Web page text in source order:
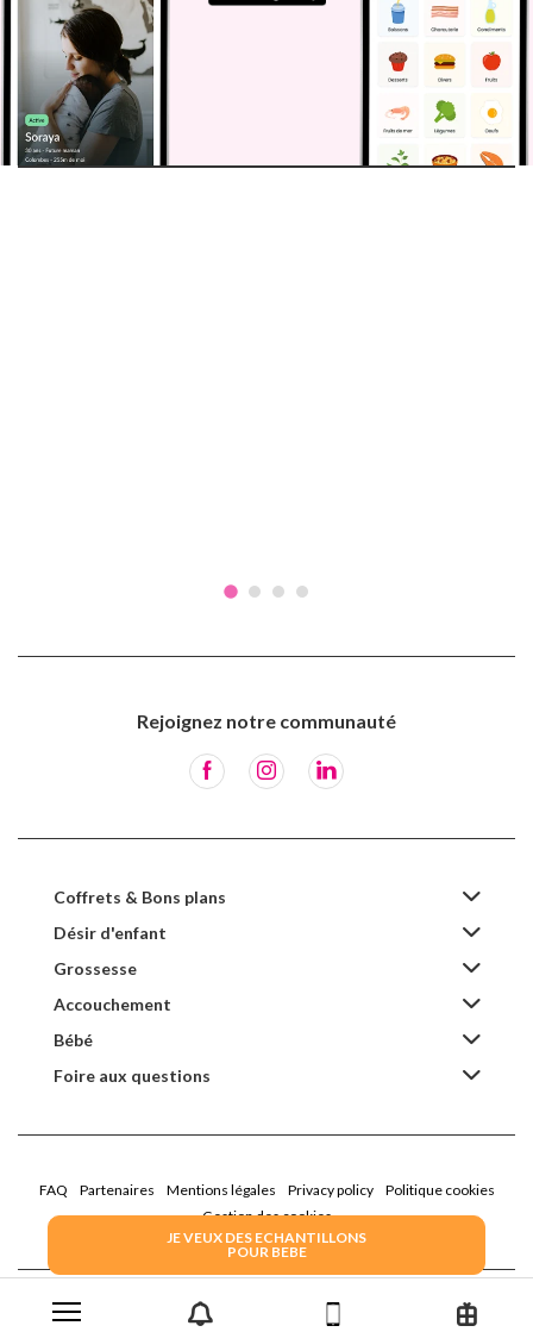
JE VEUX DES ECHANTILLONS
POUR BEBE
Rejoignez notre communauté
Coffrets & Bons plans
Désir d'enfant
Grossesse
Accouchement
Bébé
Foire aux questions
FAQ Partenaires Mentions légales Privacy policy
Politique cookies
Gestion des cookies
2022 Family Service - la Boîte Rose